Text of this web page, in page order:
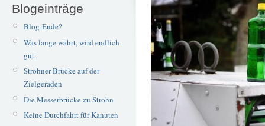
Blogeinträge
Blog-Ende?
Was lange währt, wird endlich
gut.
Strohner Brücke auf der
Zielgeraden
Die Messerbrücke zu Strohn
Keine Durchfahrt für Kanuten